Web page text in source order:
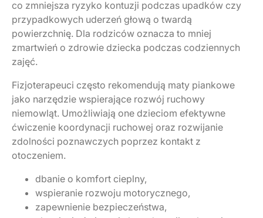
co zmniejsza ryzyko kontuzji podczas upadków czy
przypadkowych uderzeń głową o twardą
powierzchnię. Dla rodziców oznacza to mniej
zmartwień o zdrowie dziecka podczas codziennych
zajęć.
Fizjoterapeuci często rekomendują maty piankowe
jako narzędzie wspierające rozwój ruchowy
niemowląt. Umożliwiają one dzieciom efektywne
ćwiczenie koordynacji ruchowej oraz rozwijanie
zdolności poznawczych poprzez kontakt z
otoczeniem.
dbanie o komfort cieplny,
wspieranie rozwoju motorycznego,
zapewnienie bezpieczeństwa,